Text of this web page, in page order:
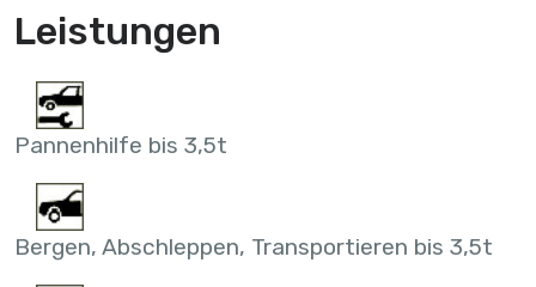
Leistungen
Pannenhilfe bis 3,5t
Bergen, Abschleppen, Transportieren bis 3,5t